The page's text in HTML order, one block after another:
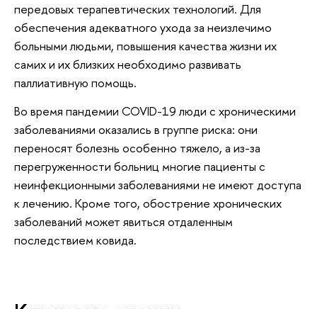
передовых терапевтических технологий. Для
обеспечения адекватного ухода за неизлечимо
больными людьми, повышения качества жизни их
самих и их близких необходимо развивать
паллиативную помощь.
Во время пандемии COVID-19 люди с хроническими
заболеваниями оказались в группе риска: они
переносят болезнь особенно тяжело, а из-за
перегруженности больниц многие пациенты с
неинфекционными заболеваниями не имеют доступа
к лечению. Кроме того, обострение хронических
заболеваний может явиться отдаленным
последствием ковида.